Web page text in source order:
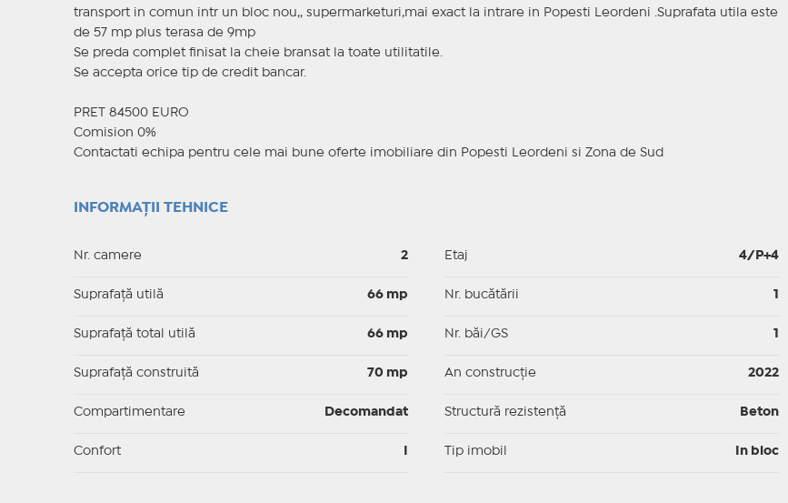
transport in comun intr un bloc nou,, supermarketuri,mai exact la intrare in Popesti Leordeni .Suprafata utila este
de 57 mp plus terasa de 9mp
Se preda complet finisat la cheie bransat la toate utilitatile.
Se accepta orice tip de credit bancar.
PRET 84500 EURO
Comision 0%
Contactati echipa pentru cele mai bune oferte imobiliare din Popesti Leordeni si Zona de Sud
INFORMAȚII TEHNICE
Nr. camere 2
Suprafaţă utilă 66 mp
Suprafaţă total utilă 66 mp
Suprafaţă construită 70 mp
Compartimentare Decomandat
Confort
Etaj 4/P+4
Nr. bucătării
Nr. băi/GS
An construcție 2022
Structură rezistență Beton
Tip imobil In bloc